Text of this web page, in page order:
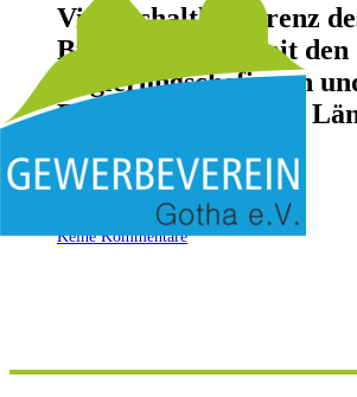
Videoschaltkonferenz
Bundeskanzlers mit den
Regierungschefinnen
Regierungschefs der
vor 5 Jahren
Andreas Dötsch
Keine Kommentare